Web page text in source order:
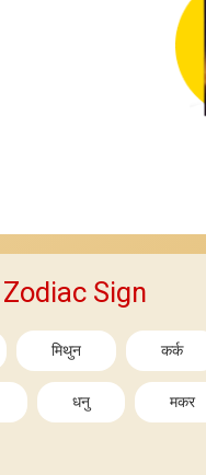
Sign
मिथुन कर्क
धनु मकर